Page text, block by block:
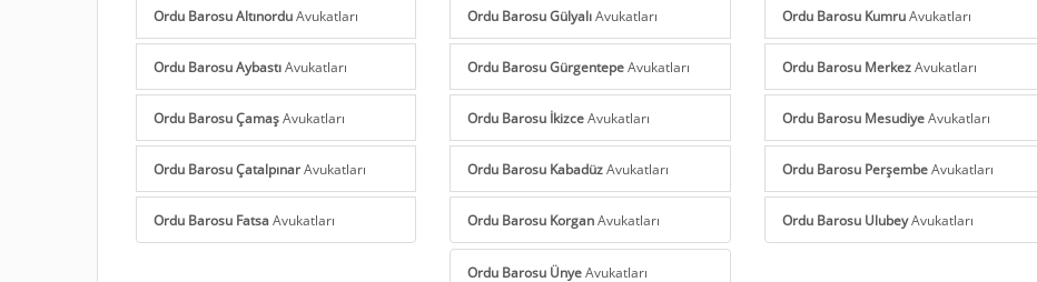
Ordu Barosu AltınorduAvukatları
Ordu Barosu AybastıAvukatları
Ordu Barosu ÇamaşAvukatları
Ordu Barosu ÇatalpınarAvukatları
Ordu Barosu FatsaAvukatları
Ordu Barosu GülyalıAvukatları
Ordu Barosu GürgentepeAvukatları
Ordu Barosu İkizceAvukatları
Ordu Barosu KabadüzAvukatları
Ordu Barosu KorganAvukatları
Ordu Barosu KumruAvukatları
Ordu Barosu MerkezAvukatları
Ordu Barosu MesudiyeAvukatları
Ordu Barosu PerşembeAvukatları
Ordu Barosu UlubeyAvukatları
Ordu Barosu ÜnyeAvukatları